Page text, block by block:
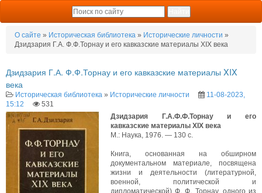
О сайте » Историческая библиотека » Исторические личности »
Дзидзария Г.А. Ф.Ф.Торнау и его кавказские материалы XIX века
Дзидзария Г.А. Ф.Ф.Торнау и его кавказские материалы XIX
века
Историческая библиотека » Исторические личности
11-08-2023,
15:12
531
Дзидзария Г.А.Ф.Ф.Торнау и его
кавказские материалы XIX века
М.: Наука, 1976. — 130 с.
Книга, основанная на обширном
документальном материале, посвящена
жизни и деятельности (литературной,
военной, политической и
дипломатической) Ф. Ф. Торнау, одного из